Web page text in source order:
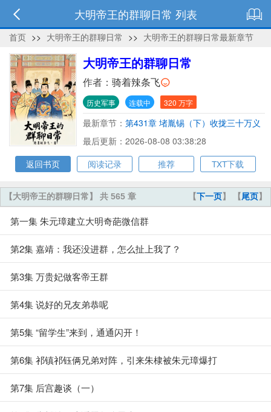
大明帝王的群聊日常 列表
首页 >> 大明帝王的群聊日常 >> 大明帝王的群聊日常最新章节
大明帝王的群聊日常
作者： 骑着辣条飞
历史军事 连载中 320 万字
最新章节： 第431章 堵胤锡（下）收拢三十万义
军，堵公忠气震群聊
最后更新：2026-08-08 03:38:28
返回书页
阅读记录 推荐 TXT下载
【下一页】 【尾页】
【大明帝王的群聊日常】 共 565 章
第一集 朱元璋建立大明奇葩微信群
第2集 嘉靖：我还没进群，怎么扯上我了？
第3集 万贵妃做客帝王群
第4集 说好的兄友弟恭呢
第5集 “留学生”来到，通通闪开！
第6集 祁镇祁钰俩兄弟对阵，引来朱棣被朱元璋爆打
第7集 后宫趣谈（一）